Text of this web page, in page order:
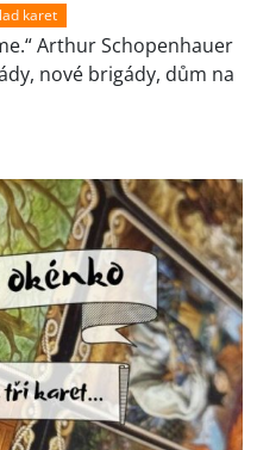
karet
Arthur Schopenhauer
nové brigády, dům na